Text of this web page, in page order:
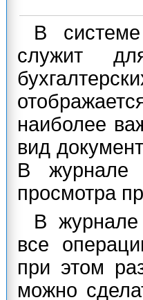
В
служит
наиболее
вид
В журнале
просмотра
В журнале
все
при этом
можно